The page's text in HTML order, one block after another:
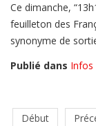
Ce dimanche,
feuilleton des
synonyme de
Publié dans Infos
Début